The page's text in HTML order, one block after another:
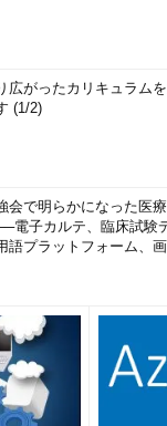
広がったカリキュラム
(1/2)
会で明らかになった医
電子カルテ、臨床試験
語プラットフォーム、